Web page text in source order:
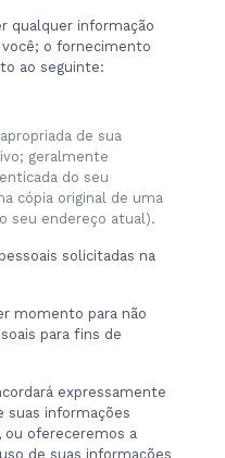
qualquer informação
o fornecimento
ao seguinte:
de sua
geralmente
do seu
cópia original de uma
seu endereço atual).
solicitadas na
momento para não
para fins de
expressamente
suas informações
ou ofereceremos a
de suas informações